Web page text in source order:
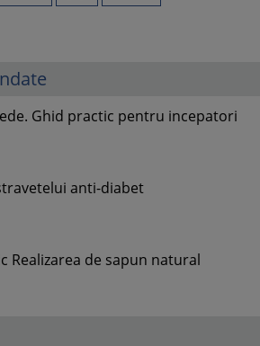
Ghid practic pentru incepatori
anti-diabet
Realizarea de sapun natural